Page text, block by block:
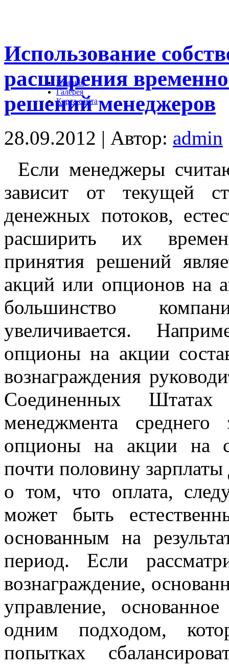
Главная
Галерея
Карта сайта
Использование
расширения
решений менеджеров
28.09.2012 | Автор: admin
Если менеджеры
зависит от текущей
денежных потоков,
расширить их
принятия решений
акций или опционов на
большинство
увеличивается.
опционы на акции
вознаграждения
Соединенных
менеджмента
опционы на акции на
почти половину
о том, что оплата,
может быть
основанным на
период. Если
вознаграждение,
управление,
одним подходом,
попытках